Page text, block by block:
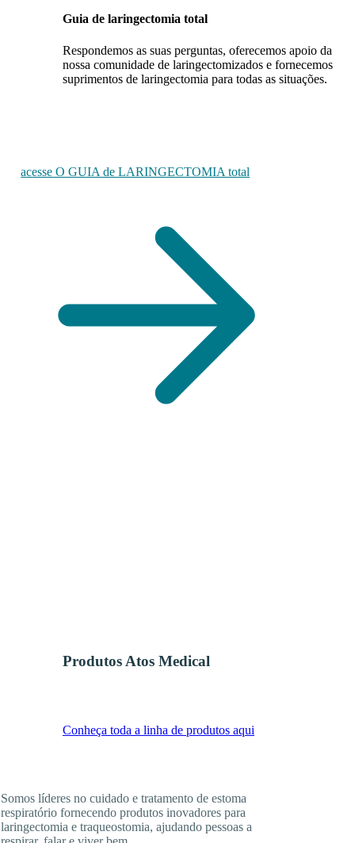
Guia de laringectomia total
Respondemos as suas perguntas, oferecemos apoio da
nossa comunidade de laringectomizados e fornecemos
suprimentos de laringectomia para todas as situações.
acesse O GUIA de LARINGECTOMIA total
Produtos Atos Medical
Conheça toda a linha de produtos aqui
Somos líderes no cuidado e tratamento de estoma
respiratório fornecendo produtos inovadores para
laringectomia e traqueostomia, ajudando pessoas a